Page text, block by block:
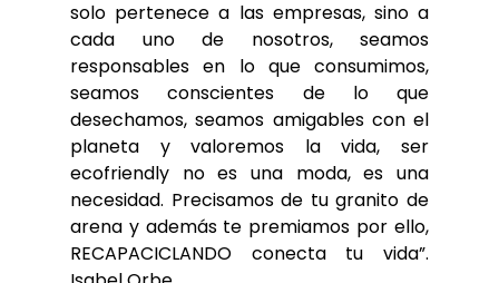
solo pertenece a las empresas, sino a
cada uno de nosotros, seamos
responsables en lo que consumimos,
seamos conscientes de lo que
desechamos, seamos amigables con el
planeta y valoremos la vida, ser
ecofriendly no es una moda, es una
necesidad. Precisamos de tu granito de
arena y además te premiamos por ello,
RECAPACICLANDO conecta tu vida”.